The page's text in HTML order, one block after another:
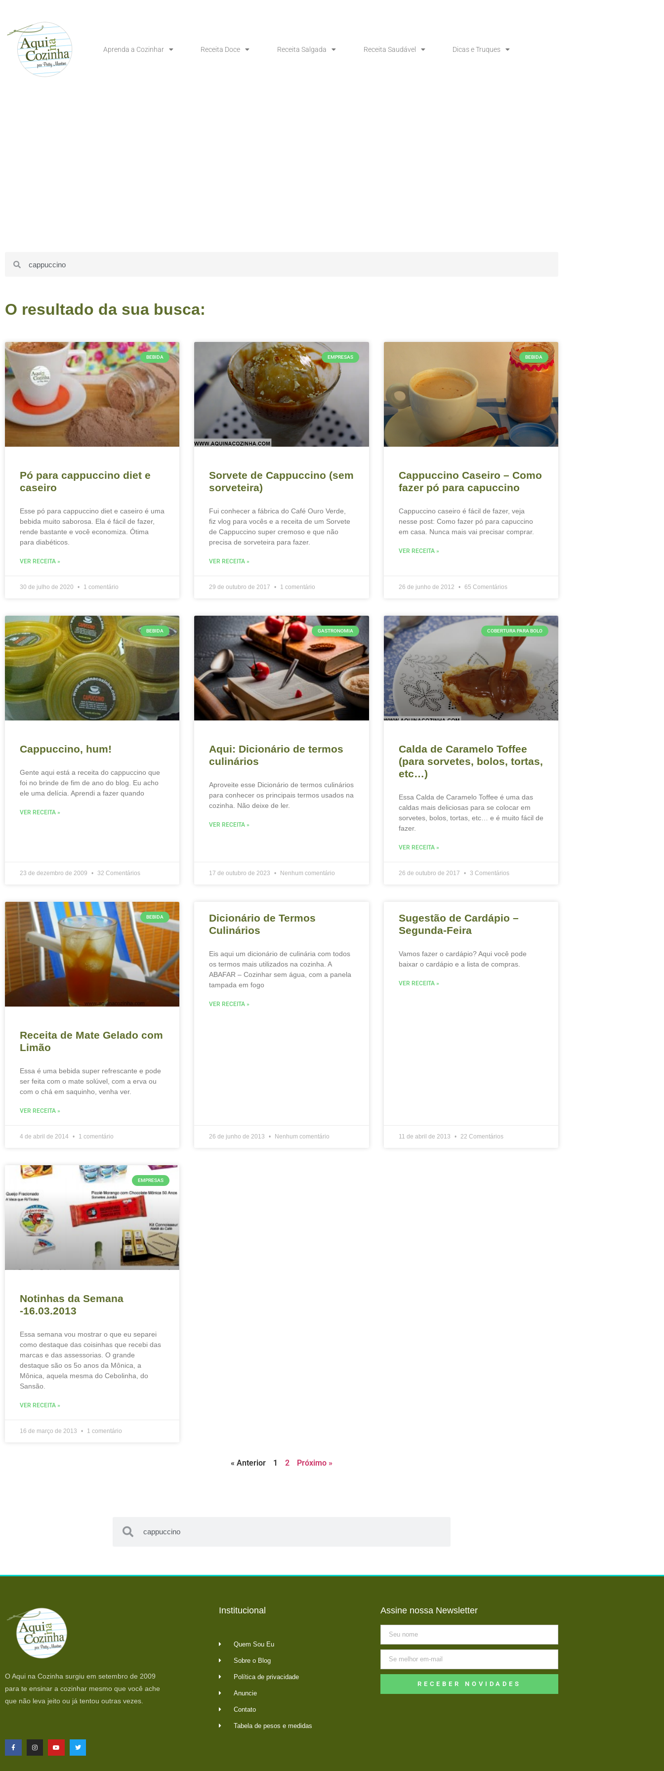
Aprenda a Cozinhar Receita Doce Receita Salgada Receita Saudável Dicas e Truques
O resultado da sua busca:
BEBIDA
Pó para cappuccino diet e
caseiro
Esse pó para cappuccino diet e caseiro é uma
bebida muito saborosa. Ela é fácil de fazer,
rende bastante e você economiza. Ótima
para diabéticos.
VER RECEITA »
30 de julho de 2020 1 comentário
EMPRESAS
Sorvete de Cappuccino (sem
sorveteira)
Fui conhecer a fábrica do Café Ouro Verde,
fiz vlog para vocês e a receita de um Sorvete
de Cappuccino super cremoso e que não
precisa de sorveteira para fazer.
VER RECEITA »
29 de outubro de 2017 1 comentário
BEBIDA
Cappuccino Caseiro – Como
fazer pó para capuccino
Cappuccino caseiro é fácil de fazer, veja
nesse post: Como fazer pó para capuccino
em casa. Nunca mais vai precisar comprar.
VER RECEITA »
26 de junho de 2012 65 Comentários
BEBIDA
Cappuccino, hum!
Gente aqui está a receita do cappuccino que
foi no brinde de fim de ano do blog. Eu acho
ele uma delícia. Aprendi a fazer quando
VER RECEITA »
23 de dezembro de 2009 32 Comentários
GASTRONOMIA
Aqui: Dicionário de termos
culinários
Aproveite esse Dicionário de termos culinários
para conhecer os principais termos usados na
cozinha. Não deixe de ler.
VER RECEITA »
17 de outubro de 2023 Nenhum comentário
COBERTURA PARA BOLO
Calda de Caramelo Toffee
(para sorvetes, bolos, tortas,
etc…)
Essa Calda de Caramelo Toffee é uma das
caldas mais deliciosas para se colocar em
sorvetes, bolos, tortas, etc… e é muito fácil de
fazer.
VER RECEITA »
26 de outubro de 2017 3 Comentários
BEBIDA
Receita de Mate Gelado com
Limão
Essa é uma bebida super refrescante e pode
ser feita com o mate solúvel, com a erva ou
com o chá em saquinho, venha ver.
VER RECEITA »
4 de abril de 2014 1 comentário
Dicionário de Termos
Culinários
Eis aqui um dicionário de culinária com todos
os termos mais utilizados na cozinha. A
ABAFAR – Cozinhar sem água, com a panela
tampada em fogo
VER RECEITA »
26 de junho de 2013 Nenhum comentário
Sugestão de Cardápio –
Segunda-Feira
Vamos fazer o cardápio? Aqui você pode
baixar o cardápio e a lista de compras.
VER RECEITA »
11 de abril de 2013 22 Comentários
EMPRESAS
Notinhas da Semana
-16.03.2013
Essa semana vou mostrar o que eu separei
como destaque das coisinhas que recebi das
marcas e das assessorias. O grande
destaque são os 5o anos da Mônica, a
Mônica, aquela mesma do Cebolinha, do
Sansão.
VER RECEITA »
16 de março de 2013 1 comentário
« Anterior 1 2 Próximo »
O Aqui na Cozinha surgiu em setembro de 2009
para te ensinar a cozinhar mesmo que você ache
que não leva jeito ou já tentou outras vezes.
Institucional
Quem Sou Eu
Sobre o Blog
Política de privacidade
Anuncie
Contato
Tabela de pesos e medidas
Assine nossa Newsletter
RECEBER NOVIDADES